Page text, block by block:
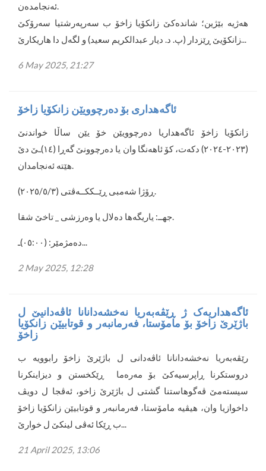
ئەنجامدەن.
هەژیە بێژین؛ شاندەكێ زانكۆیا زاخۆ ب سەرپەرشتیا سەرۆكێ
زانكۆیێ ڕێزدار (پ. د. ديار عبدالكريم سعيد) و لگەل دا هاریكارێ...
6 May 2025, 21:27
ئاگەهداری بۆ دەرچوویێن زانکۆیا زاخۆ
زانکۆیا زاخۆ ئاگەهداریا دەرچوویێن خۆ یێن ساڵا خواندنێ
(٢٠٢٣-٢٠٢٤) دکەت، کۆ ئاهەنگا وان یا دەرچوونێ گەڕا (١٤)ـێ دێ
هێتە ئەنجامدان.
ڕۆژا شەمبی ڕێــککــەڤتی (٢٠٢٥/٥/٣).
جهــ: یاریگەها دەلال یا وەرزشی _ تاخێ شقا.
دەمژمێر: (٠٥:٠٠)ـ...
2 May 2025, 12:28
ئاگەهداریەک ژ ڕێڤەبەریا نەخشەدانانا ئاڤەدانیێ ل
باژێرێ زاخۆ بۆ مامۆستا، فەرمانبەر و قوتابیێن زانکۆیا
زاخۆ
رێڤەبەریا نەخشەدانانا ئاڤەدانی ل باژێرێ زاخۆ رابوویە ب
دروستکرنا ڕاپرسیەکێ بۆ مەرەما ڕێکخستن و دیزاینکرنا
سیستەمێ ڤەگوهاستنا گشتی ل باژێرێ زاخو، ئەڤجا ل دویڤ
داخوازیا وان، هیڤیە مامۆستا، فەرمانبەر و قوتابیێن زانکۆیا زاخۆ
ب ڕێکا ئەڤی لینکێ ل خوارێ...
21 April 2025, 13:06